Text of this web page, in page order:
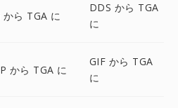
から TGA に
DDS から TGA
に
から TGA に
GIF から TGA
に